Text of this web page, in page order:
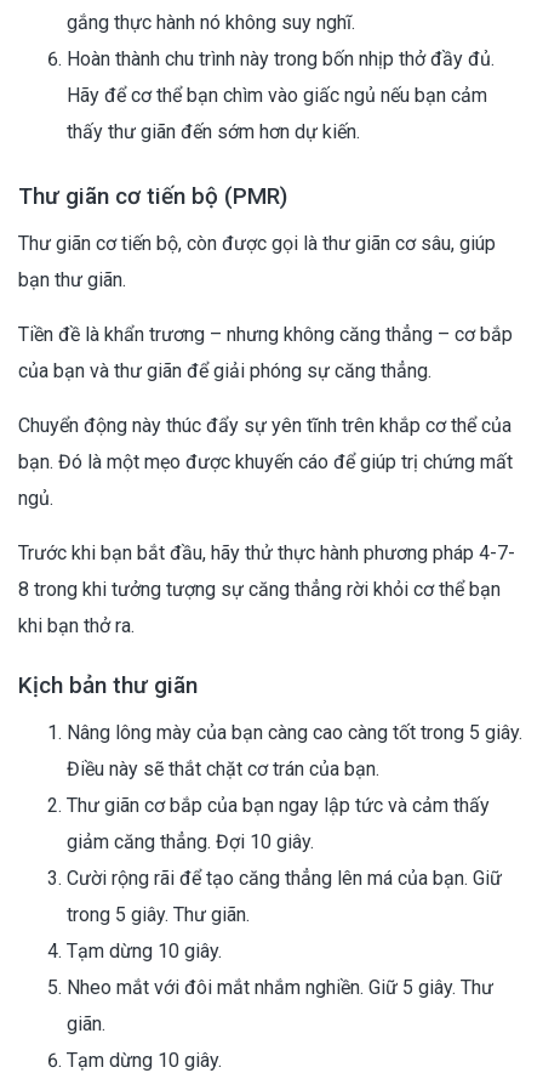
gắng thực hành nó không suy nghĩ.
Hoàn thành chu trình này trong bốn nhịp thở đầy đủ.
Hãy để cơ thể bạn chìm vào giấc ngủ nếu bạn cảm
thấy thư giãn đến sớm hơn dự kiến.
Thư giãn cơ tiến bộ (PMR)
Thư giãn cơ tiến bộ, còn được gọi là thư giãn cơ sâu, giúp
bạn thư giãn.
Tiền đề là khẩn trương – nhưng không căng thẳng – cơ bắp
của bạn và thư giãn để giải phóng sự căng thẳng.
Chuyển động này thúc đẩy sự yên tĩnh trên khắp cơ thể của
bạn. Đó là một mẹo được khuyến cáo để giúp trị chứng mất
ngủ.
Trước khi bạn bắt đầu, hãy thử thực hành phương pháp 4-7-
8 trong khi tưởng tượng sự căng thẳng rời khỏi cơ thể bạn
khi bạn thở ra.
Kịch bản thư giãn
Nâng lông mày của bạn càng cao càng tốt trong 5 giây.
Điều này sẽ thắt chặt cơ trán của bạn.
Thư giãn cơ bắp của bạn ngay lập tức và cảm thấy
giảm căng thẳng. Đợi 10 giây.
Cười rộng rãi để tạo căng thẳng lên má của bạn. Giữ
trong 5 giây. Thư giãn.
Tạm dừng 10 giây.
Nheo mắt với đôi mắt nhắm nghiền. Giữ 5 giây. Thư
giãn.
Tạm dừng 10 giây.